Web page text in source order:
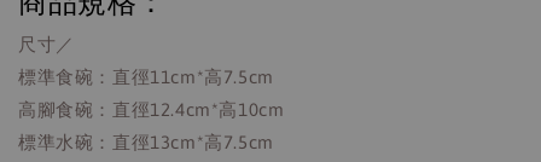
尺寸／
標準食碗：直徑11cm*高7.5cm
高腳食碗：直徑12.4cm*高10cm
標準水碗：直徑13cm*高7.5cm